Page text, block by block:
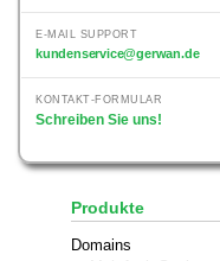
E-MAIL SUPPORT
kundenservice@gerwan.de
KONTAKT-FORMULAR
Schreiben Sie uns!
Produkte
Domains